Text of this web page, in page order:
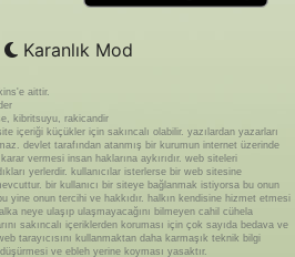
Karanlık Mod
aittir.
kibritsuyu, rakicandir
içeriği küçükler için sakıncalı olabilir. yazılardan yazarları
devlet tarafından atanmış bir kurumun internet üzerinde
vermesi insan haklarına aykırıdır. web siteleri
yerlerdir. kullanıcılar isterlerse bir web sitesine
bir kullanıcı bir siteye bağlanmak istiyorsa bu onun
yine onun tercihi ve hakkıdır. halkın kendisine hizmet etmesi
neye ulaşıp ulaşmayacağını bilmeyen cahil cühela
sakıncalı içeriklerden koruması için çok sayıda bedava ve
tarayıcısını kullanmaktan daha karmaşık teknik bilgi
ve ebleh yerine koyması yasaktır.